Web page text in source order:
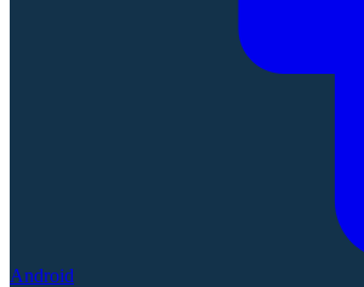
Android